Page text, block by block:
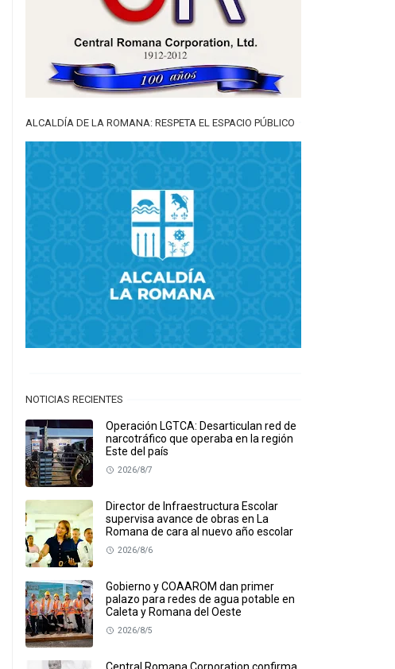
ALCALDÍA DE LA ROMANA: RESPETA EL ESPACIO PÚBLICO
NOTICIAS RECIENTES
Operación LGTCA: Desarticulan red de
narcotráfico que operaba en la región
Este del país
2026/8/7
Director de Infraestructura Escolar
supervisa avance de obras en La
Romana de cara al nuevo año escolar
2026/8/6
Gobierno y COAAROM dan primer
palazo para redes de agua potable en
Caleta y Romana del Oeste
2026/8/5